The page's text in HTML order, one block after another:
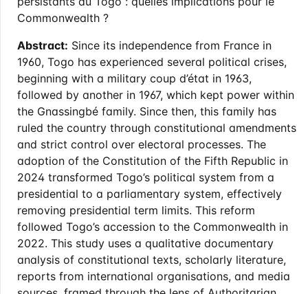
Commonwealth ?
Abstract: Since its independence from France in
1960, Togo has experienced several political crises,
beginning with a military coup d’état in 1963,
followed by another in 1967, which kept power within
the Gnassingbé family. Since then, this family has
ruled the country through constitutional amendments
and strict control over electoral processes. The
adoption of the Constitution of the Fifth Republic in
2024 transformed Togo’s political system from a
presidential to a parliamentary system, effectively
removing presidential term limits. This reform
followed Togo’s accession to the Commonwealth in
2022. This study uses a qualitative documentary
analysis of constitutional texts, scholarly literature,
reports from international organisations, and media